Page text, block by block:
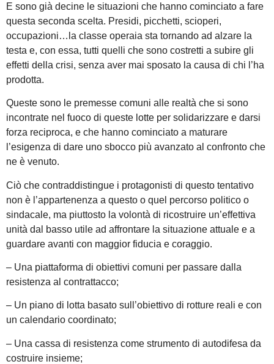
E sono già decine le situazioni che hanno cominciato a fare
questa seconda scelta. Presidi, picchetti, scioperi,
occupazioni…la classe operaia sta tornando ad alzare la
testa e, con essa, tutti quelli che sono costretti a subire gli
effetti della crisi, senza aver mai sposato la causa di chi l’ha
prodotta.
Queste sono le premesse comuni alle realtà che si sono
incontrate nel fuoco di queste lotte per solidarizzare e darsi
forza reciproca, e che hanno cominciato a maturare
l’esigenza di dare uno sbocco più avanzato al confronto che
ne è venuto.
Ciò che contraddistingue i protagonisti di questo tentativo
non è l’appartenenza a questo o quel percorso politico o
sindacale, ma piuttosto la volontà di ricostruire un’effettiva
unità dal basso utile ad affrontare la situazione attuale e a
guardare avanti con maggior fiducia e coraggio.
– Una piattaforma di obiettivi comuni per passare dalla
resistenza al contrattacco;
– Un piano di lotta basato sull’obiettivo di rotture reali e con
un calendario coordinato;
– Una cassa di resistenza come strumento di autodifesa da
costruire insieme;